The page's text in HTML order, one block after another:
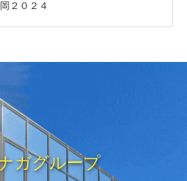
２０２４
ガグループ